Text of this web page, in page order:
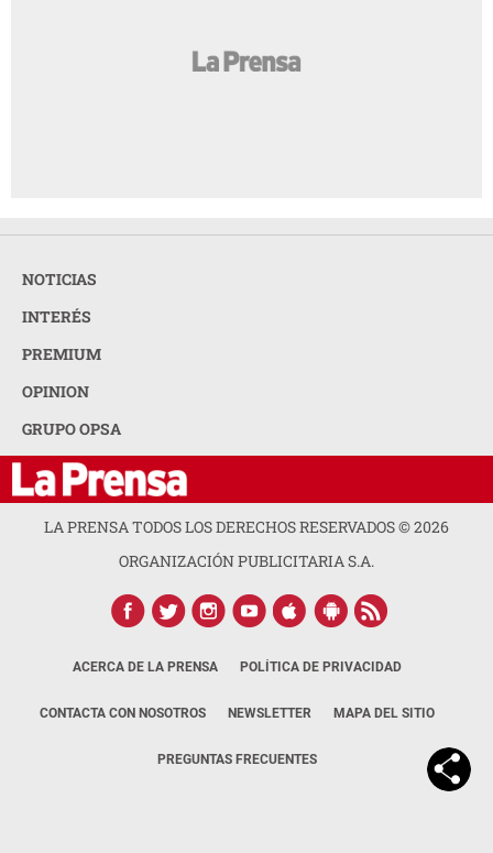
NOTICIAS
INTERÉS
PREMIUM
OPINION
GRUPO OPSA
LA PRENSA TODOS LOS DERECHOS RESERVADOS ©2026
ORGANIZACIÓN PUBLICITARIA S.A.
ACERCA DE LA PRENSA POLÍTICA DE PRIVACIDAD
CONTACTA CON NOSOTROS NEWSLETTER MAPA DEL SITIO
PREGUNTAS FRECUENTES